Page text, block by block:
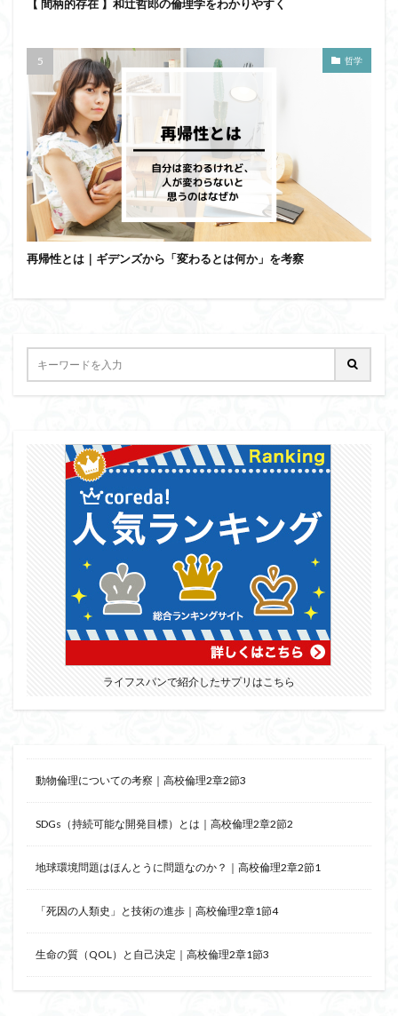
【 間柄的存在 】和辻哲郎の倫理学をわかりやすく
哲学
再帰性とは｜ギデンズから「変わるとは何か」を考察
ライフスパンで紹介したサプリはこちら
動物倫理についての考察｜高校倫理2章2節3
SDGs（持続可能な開発目標）とは｜高校倫理2章2節2
地球環境問題はほんとうに問題なのか？｜高校倫理2章2節1
「死因の人類史」と技術の進歩｜高校倫理2章1節4
生命の質（QOL）と自己決定｜高校倫理2章1節3